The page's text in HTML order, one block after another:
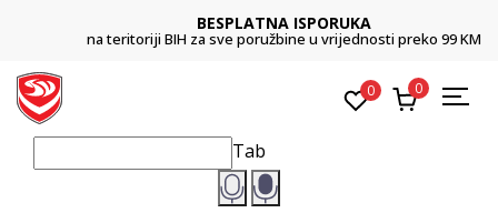
BESPLATNA ISPORUKA
na teritoriji BIH za sve poružbine u vrijednosti preko 99 KM
0 0
Tab